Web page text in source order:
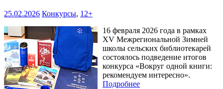
25.02.2026 Конкурсы, 12+
16 февраля 2026 года в рамках
XV Межрегиональной Зимней
школы сельских библиотекарей
состоялось подведение итогов
конкурса «Вокруг одной книги:
рекомендуем интересно».
Подробнее